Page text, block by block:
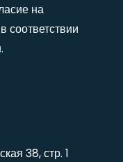
на
соответствии
.
38, стр. 1